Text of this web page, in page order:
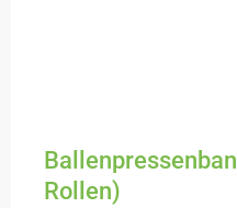
Rollen)